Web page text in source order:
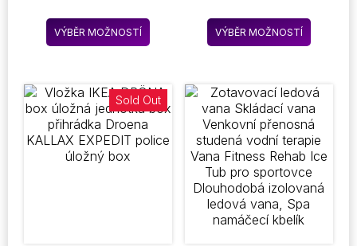
POWER HOLIDAY
LIGHT DESKTOP LAMP
BEDROOM DECOR
VÝBĚR MOŽNOSTÍ
Tento
produkt
variant.
Možnosti
vybrat
MOPPING MACHINE
USB VACUUM
CLEANER PORTABLE
VÝBĚR MOŽNOSTÍ
Tento
produkt
variant.
lze
vybrat
na
stránce
Sold Out